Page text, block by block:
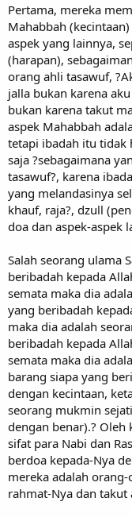
Pertama, mereka
Mahabbah
aspek yang lainnya,
(harapan),
orang ahli tasawuf,
jalla bukan karena
bukan karena takut
aspek Mahabbah
tetapi ibadah itu tidak
saja ?sebagaimana
tasawuf?, karena
yang melandasinya
khauf, raja?, dzull
doa dan aspek-aspek
Salah seorang ulama
beribadah kepada
semata maka dia
yang beribadah
maka dia adalah
beribadah kepada
semata maka dia
barang siapa yang
dengan kecintaan,
seorang mukmin
dengan benar).? Oleh
sifat para Nabi dan
berdoa kepada-Nya
mereka adalah
rahmat-Nya dan takut